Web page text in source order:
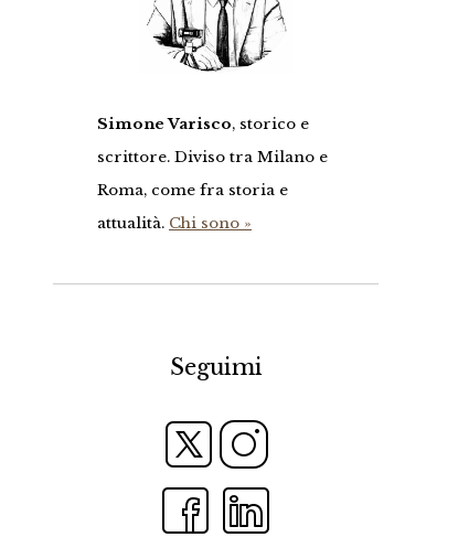
Simone Varisco, storico e
scrittore. Diviso tra Milano e
Roma, come fra storia e
attualità. Chi sono »
Seguimi